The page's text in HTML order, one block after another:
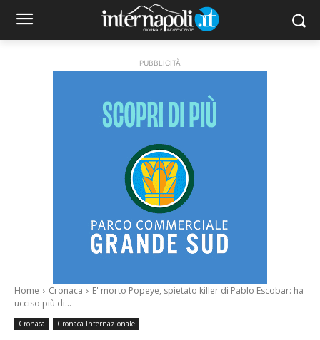
PUBBLICITÀ
Home Cronaca
E' morto Popeye, spietato killer di Pablo Escobar: ha
ucciso più di...
Cronaca Cronaca Internazionale